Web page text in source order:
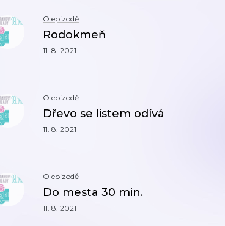
O epizodě
Rodokmeň
11. 8. 2021
O epizodě
Dřevo se listem odívá
11. 8. 2021
O epizodě
Do mesta 30 min.
11. 8. 2021